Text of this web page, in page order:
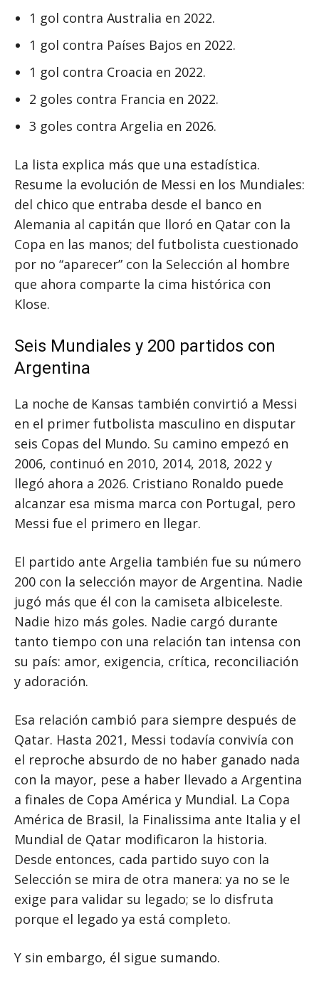
1 gol contra Australia en 2022.
1 gol contra Países Bajos en 2022.
1 gol contra Croacia en 2022.
2 goles contra Francia en 2022.
3 goles contra Argelia en 2026.
La lista explica más que una estadística.
Resume la evolución de Messi en los Mundiales:
del chico que entraba desde el banco en
Alemania al capitán que lloró en Qatar con la
Copa en las manos; del futbolista cuestionado
por no “aparecer” con la Selección al hombre
que ahora comparte la cima histórica con
Klose.
Seis Mundiales y 200 partidos con
Argentina
La noche de Kansas también convirtió a Messi
en el primer futbolista masculino en disputar
seis Copas del Mundo. Su camino empezó en
2006, continuó en 2010, 2014, 2018, 2022 y
llegó ahora a 2026. Cristiano Ronaldo puede
alcanzar esa misma marca con Portugal, pero
Messi fue el primero en llegar.
El partido ante Argelia también fue su número
200 con la selección mayor de Argentina. Nadie
jugó más que él con la camiseta albiceleste.
Nadie hizo más goles. Nadie cargó durante
tanto tiempo con una relación tan intensa con
su país: amor, exigencia, crítica, reconciliación
y adoración.
Esa relación cambió para siempre después de
Qatar. Hasta 2021, Messi todavía convivía con
el reproche absurdo de no haber ganado nada
con la mayor, pese a haber llevado a Argentina
a finales de Copa América y Mundial. La Copa
América de Brasil, la Finalissima ante Italia y el
Mundial de Qatar modificaron la historia.
Desde entonces, cada partido suyo con la
Selección se mira de otra manera: ya no se le
exige para validar su legado; se lo disfruta
porque el legado ya está completo.
Y sin embargo, él sigue sumando.